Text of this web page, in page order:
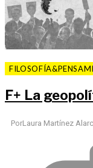
F+ La
PorLaura Martínez